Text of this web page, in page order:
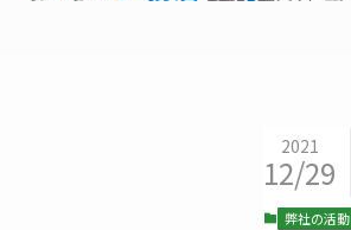
2021
12/29
弊社の活動